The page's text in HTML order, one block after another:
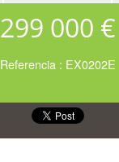
299 000 €
Referencia : EX0202E